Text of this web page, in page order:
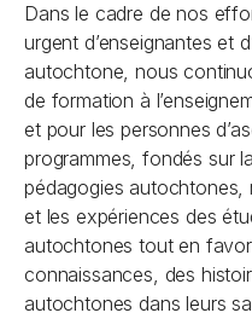
Dans le cadre de nos
urgent d’enseignantes et
autochtone, nous
de formation à
et pour les personnes
programmes, fondés sur
pédagogies autochtones,
et les expériences des
autochtones tout en
connaissances, des
autochtones dans leurs